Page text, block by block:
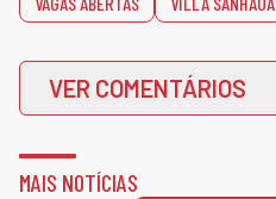
VER COMENTÁRIOS
MAIS NOTÍCIAS